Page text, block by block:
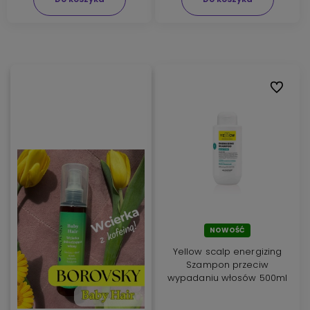
NOWOŚĆ
Yellow scalp energizing
Szampon przeciw
wypadaniu włosów 500ml
Do